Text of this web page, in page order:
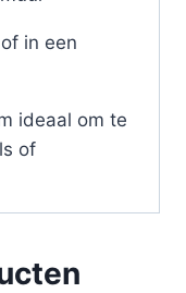
in een
ideaal om te
of